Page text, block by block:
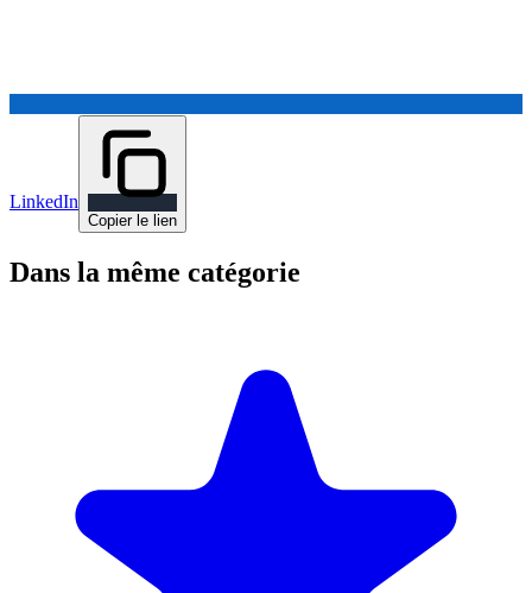
LinkedIn
Copier le lien
Dans la même catégorie